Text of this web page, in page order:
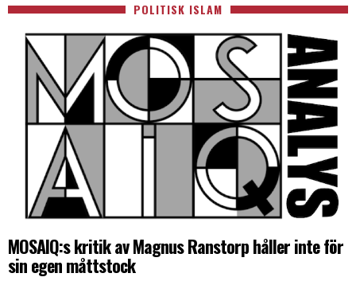
POLITISK ISLAM
MOSAIQ:s kritik av Magnus Ranstorp håller inte för
sin egen måttstock